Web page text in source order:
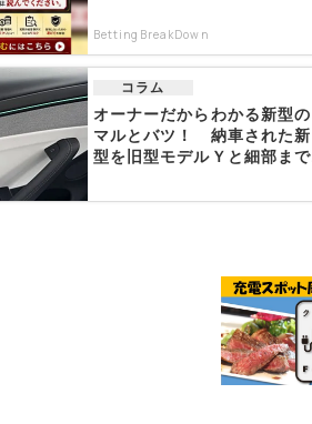
BettingBreakDown
コラム
オーナーだからわかる新型の
マルとバツ！ 納車された新
型を旧型モデルＹと細部まで